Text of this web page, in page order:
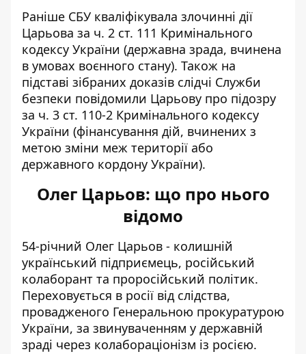
Раніше СБУ кваліфікувала злочинні дії
Царьова за ч. 2 ст. 111 Кримінального
кодексу України (державна зрада, вчинена
в умовах воєнного стану). Також на
підставі зібраних доказів слідчі Служби
безпеки повідомили Царьову про підозру
за ч. 3 ст. 110-2 Кримінального кодексу
України (фінансування дій, вчинених з
метою зміни меж території або
державного кордону України).
Олег Царьов: що про нього
відомо
54-річний Олег Царьов - колишній
український підприємець, російський
колаборант та проросійський політик.
Переховується в росії від слідства,
провадженого Генеральною прокуратурою
України, за звинуваченням у державній
зраді через колабораціонізм із росією.